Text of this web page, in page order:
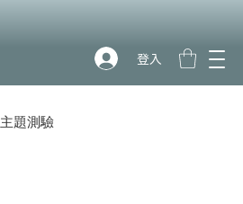
登入
主題測驗